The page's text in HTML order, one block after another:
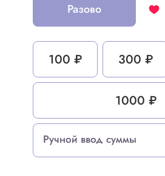
Разово
100 ₽ 300 ₽
1000 ₽
Ручной ввод суммы